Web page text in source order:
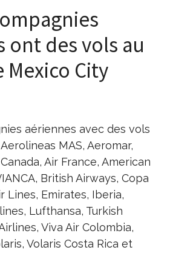
ont des vols au
City
aériennes avec des vols
MAS, Aeromar,
Air France, American
British Airways, Copa
Lines, Emirates, Iberia,
Lufthansa, Turkish
Viva Air Colombia,
Volaris Costa Rica et